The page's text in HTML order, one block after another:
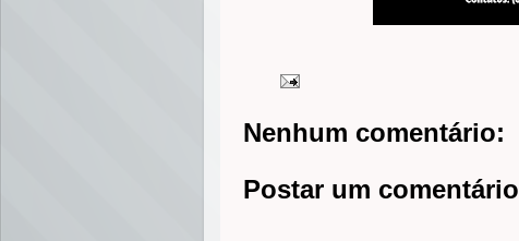
Nenhum comentário:
Postar um comentário